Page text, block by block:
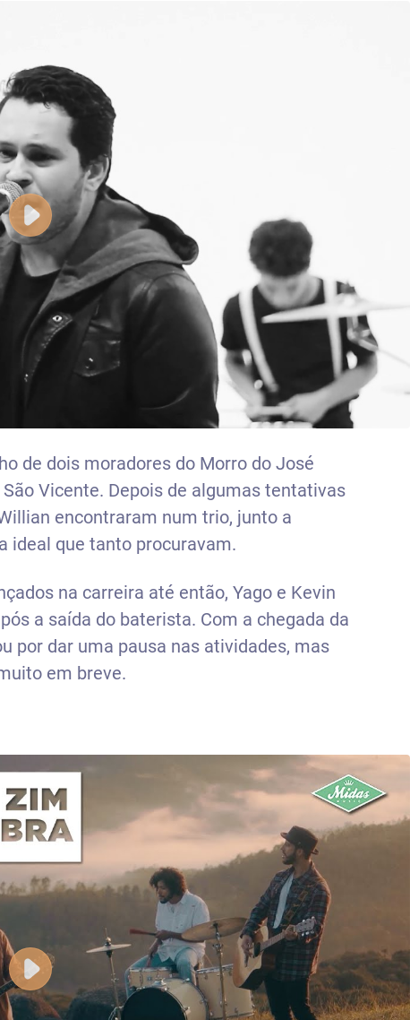
de dois moradores do Morro do José
Vicente. Depois de algumas tentativas
encontraram num trio, junto a
ideal que tanto procuravam.
na carreira até então, Yago e Kevin
a saída do baterista. Com a chegada da
por dar uma pausa nas atividades, mas
em breve.